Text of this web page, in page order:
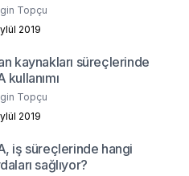
Topçu
2019
kaynakları süreçlerinde
kullanımı
Topçu
2019
iş süreçlerinde hangi
sağlıyor?